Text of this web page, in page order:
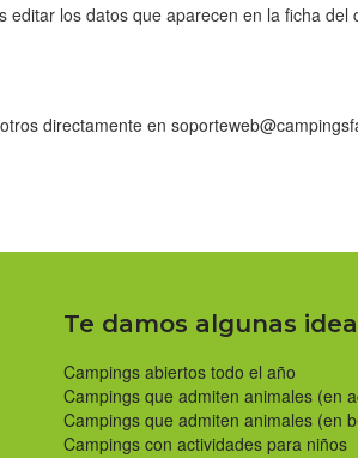
los datos que aparecen en la ficha
directamente en
Te damos algunas
Campings abiertos todo el año
Campings que admiten animales (en
Campings que admiten animales (en
Campings con actividades para niños